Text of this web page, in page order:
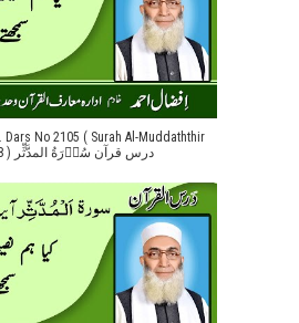
Dars No 2105 ( Surah Al-Muddaththir
Ayat 46-48 ) درس قرآن سُوۡرَةُ المدَّثِّر